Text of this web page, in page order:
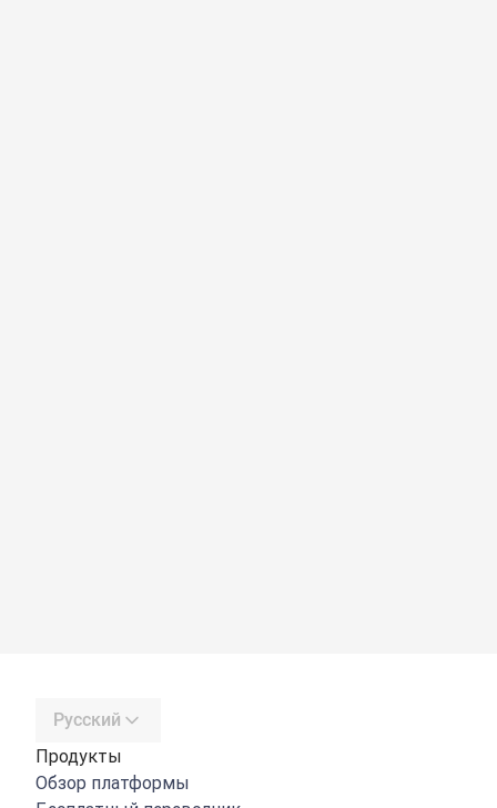
Русский
Продукты
Обзор платформы